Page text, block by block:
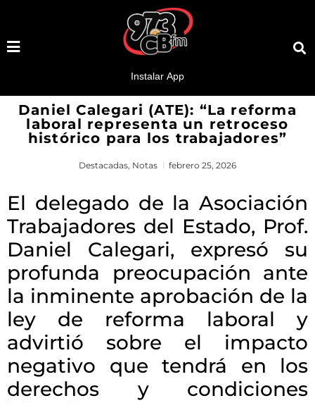
Daniel Calegari (ATE): “La reforma
laboral representa un retroceso
histórico para los trabajadores”
Destacadas, Notas febrero 25, 2026
El delegado de la Asociación
Trabajadores del Estado, Prof.
Daniel Calegari, expresó su
profunda preocupación ante
la inminente aprobación de la
ley de reforma laboral y
advirtió sobre el impacto
negativo que tendrá en los
derechos y condiciones